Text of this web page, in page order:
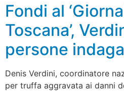
Fondi al
Toscana’,
persone
Denis Verdini, coordinatore
per truffa aggravata ai danni